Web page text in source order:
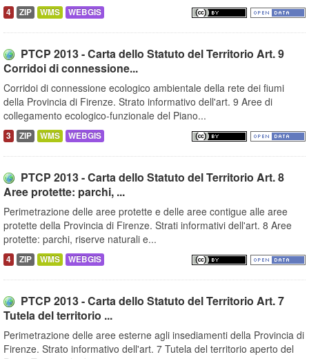
4 ZIP WMS WEBGIS
PTCP 2013 - Carta dello Statuto del Territorio Art. 9
Corridoi di connessione...
Corridoi di connessione ecologico ambientale della rete dei fiumi
della Provincia di Firenze. Strato informativo dell'art. 9 Aree di
collegamento ecologico-funzionale del Piano...
3 ZIP WMS WEBGIS
PTCP 2013 - Carta dello Statuto del Territorio Art. 8
Aree protette: parchi, ...
Perimetrazione delle aree protette e delle aree contigue alle aree
protette della Provincia di Firenze. Strati informativi dell'art. 8 Aree
protette: parchi, riserve naturali e...
4 ZIP WMS WEBGIS
PTCP 2013 - Carta dello Statuto del Territorio Art. 7
Tutela del territorio ...
Perimetrazione delle aree esterne agli insediamenti della Provincia di
Firenze. Strato informativo dell'art. 7 Tutela del territorio aperto del